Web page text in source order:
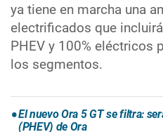
ya tiene en marcha una
electrificados que
PHEV y 100% eléctricos
los segmentos.
El nuevo Ora 5 GT se filtra:
(PHEV) de Ora